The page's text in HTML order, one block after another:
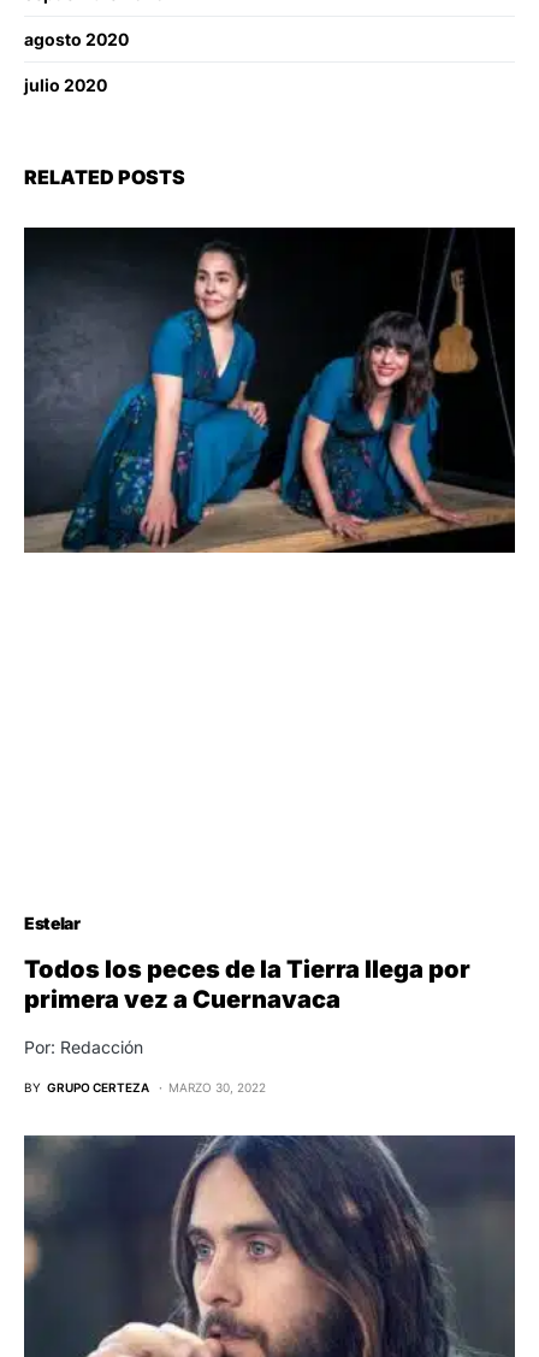
agosto 2020
julio 2020
RELATED POSTS
Estelar
Todos los peces de la Tierra llega por
primera vez a Cuernavaca
Por: Redacción
BY GRUPO CERTEZA MARZO 30, 2022